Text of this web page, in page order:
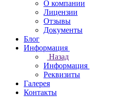
О компании
Лицензии
Отзывы
Документы
Блог
Информация
Назад
Информация
Реквизиты
Галерея
Контакты